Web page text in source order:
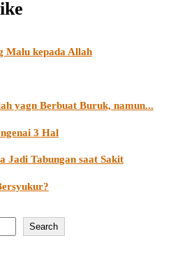
Malu kepada Allah
yagn Berbuat Buruk, namun...
3 Hal
Jadi Tabungan saat Sakit
Search